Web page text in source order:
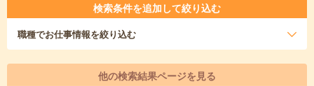
検索条件を追加して絞り込む
職種でお仕事情報を絞り込む
他の検索結果ページを見る